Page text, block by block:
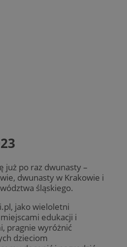
już po raz dwunasty –
dwunasty w Krakowie i
śląskiego.
jako wieloletni
edukacji i
pragnie wyróżnić
dzieciom